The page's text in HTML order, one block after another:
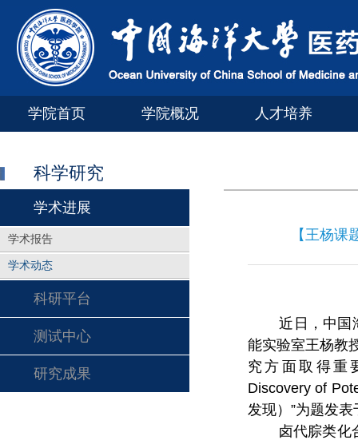
学院首页 学院概况 人才培养
科学研究
学术进展
学术报告
学术动态
科研平台
测试中心
研究成果
【王杨
近日，中国
能实验室王杨教
究方面取得重
Discovery of
发现） ”为题发表
卤代腙类化